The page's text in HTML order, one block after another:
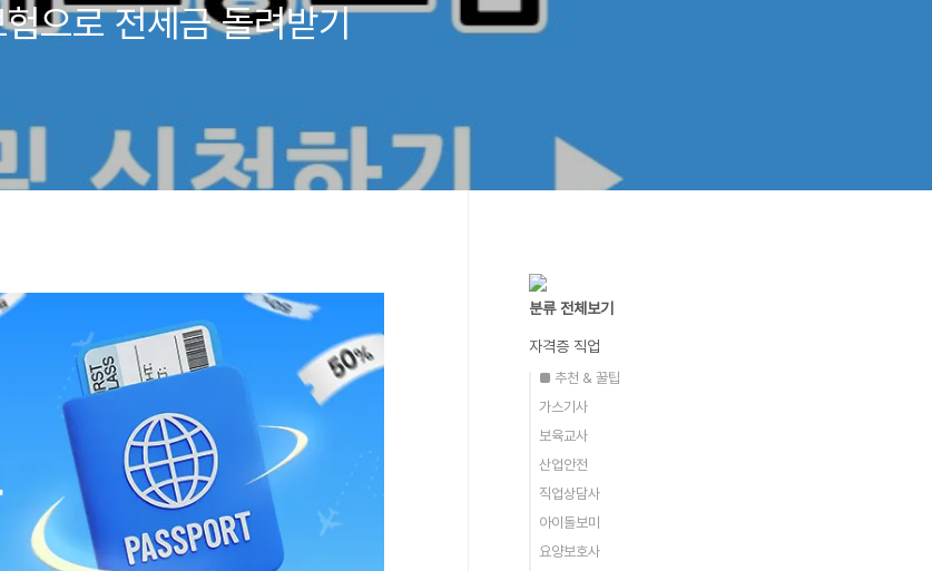
으로 전세금 돌려받기
분류 전체보기
자격증 직업
■ 추천 & 꿀팁
가스기사
보육교사
산업안전
직업상담사
아이돌보미
요양보호사